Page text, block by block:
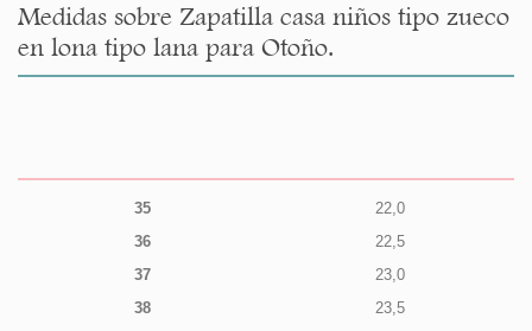
Medidas sobre Zapatilla casa niños tipo zueco
en lona tipo lana para Otoño.
35
22,0
36
22,5
37
23,0
38
23,5